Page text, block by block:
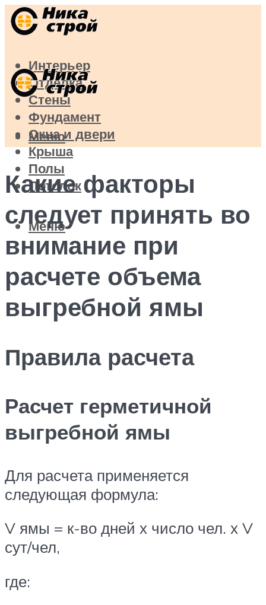
Интерьер
Отделка
Стены
Фундамент
Окна и двери
Крыша
Полы
Потолок
Меню
Меню
Какие факторы
следует принять во
внимание при
расчете объема
выгребной ямы
Правила расчета
Расчет герметичной
выгребной ямы
Для расчета применяется
следующая формула:
V ямы = к-во дней х число чел. х V
сут/чел,
где: